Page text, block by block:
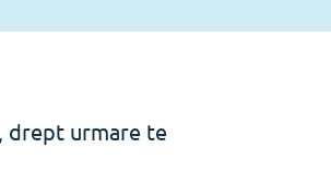
drept urmare te